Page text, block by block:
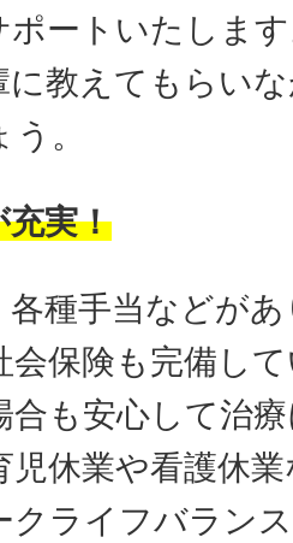
ポートいたしま
に教えてもらい
。
実！
各種手当などが
会保険も完備し
合も安心して治
児休業や看護休
クライフバラン